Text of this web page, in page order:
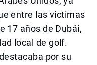
entre las víctimas
17 años de Dubái,
local de golf.
por su